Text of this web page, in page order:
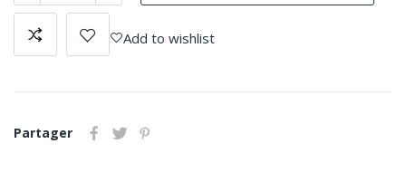
Add to wishlist
Partager